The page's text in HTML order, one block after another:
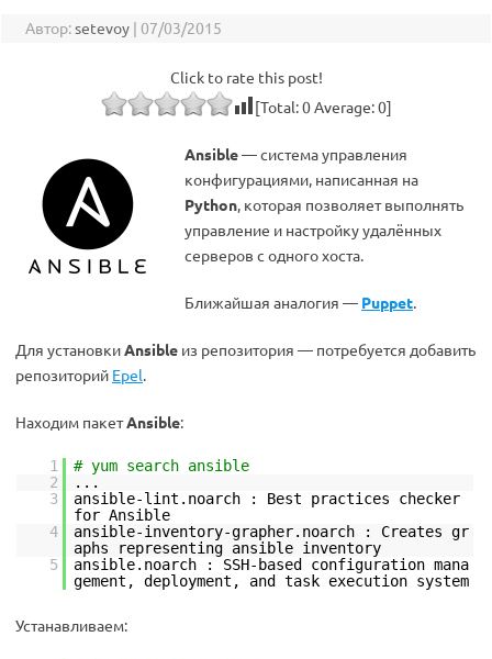
Автор:setevoy | 07/03/2015
Click to rate this post!
[Total:0Average:0]
Ansible— система управления
конфигурациями, написанная на
Python, которая позволяет выполнять
управление и настройку удалённых
серверов с одного хоста.
Ближайшая аналогия — Puppet.
Для установкиAnsible из репозитория — потребуется добавить
репозиторий Epel.
Находим пакетAnsible:
1
# yum search ansible
2
...
3
ansible-lint.noarch : Best practices checker
for Ansible
4
ansible-inventory-grapher.noarch : Creates gr
aphs representing ansible inventory
5
ansible.noarch : SSH-based configuration mana
gement, deployment, and task execution system
Устанавливаем: